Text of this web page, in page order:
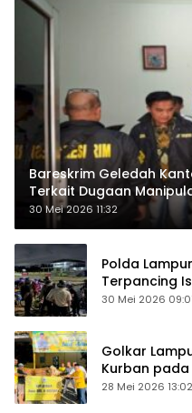
Bareskrim Geledah
Terkait Dugaan
30 Mei 2026 11:32
Polda
Terpancing
Keamanan
30 Mei 2026
Golkar
Kurban pada
28 Mei 2026 13:02